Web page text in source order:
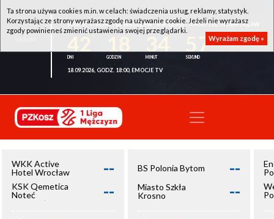
WKK ACTIVE HOTEL WROCŁAW - KSK QEMETICA NOTEĆ INOWROCŁAW
57
18.09.2026, GODZ. 18:00, EMOCJE TV
WKK Active
Hotel Wrocław
--
KSK Qemetica
Noteć
Inowrocław
--
BS Polonia Bytom --
Miasto Szkła
Krosno
--
Ta strona używa cookies m.in. w celach: świadczenia usług, reklamy, statystyk.
Korzystając ze strony wyrażasz zgodę na używanie cookie. Jeżeli nie wyrażasz
zgody powinieneś zmienić ustawienia swojej przeglądarki.
Wyrażam zgodę »